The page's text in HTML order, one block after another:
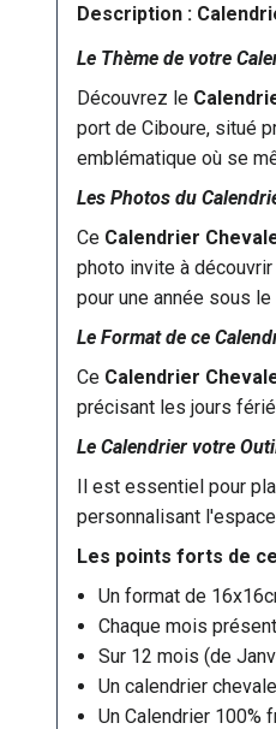
Description :
Le Thème de votre
Découvrez le
port de Ciboure, situé
emblématique où se
Les Photos du
Ce Calendrier
photo invite à
pour une année sous
Le Format de ce
Ce Calendrier
précisant les jours
Le Calendrier votre
Il est essentiel pour
personnalisant
Les points forts de
Un format de
Chaque mois
Sur 12 mois (de
Un calendrier
Un Calendrier 100%